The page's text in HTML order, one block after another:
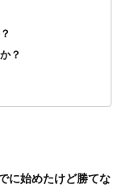
？
に始めたけど勝てな